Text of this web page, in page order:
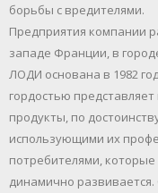
борьбы с вредителями.
Предприятия компании
западе Франции, в
ЛОДИ основана в 1982
гордостью
продукты, по
использующими их
потребителями,
динамично